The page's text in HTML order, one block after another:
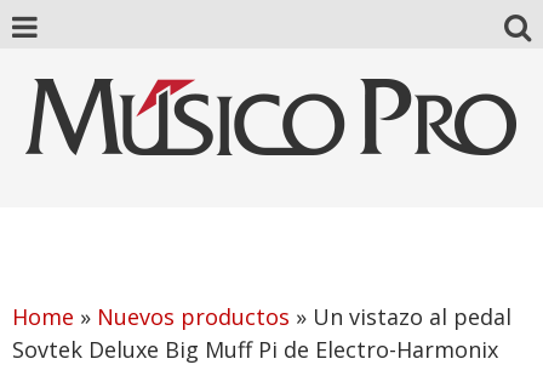
Home » Nuevos productos » Un vistazo al pedal
Sovtek Deluxe Big Muff Pi de Electro-Harmonix